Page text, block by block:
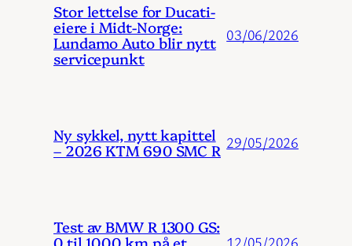
Stor lettelse for Ducati-
eiere i Midt-Norge:
Lundamo Auto blir nytt
servicepunkt
03/06/2026
Ny sykkel, nytt kapittel
– 2026 KTM 690 SMC R 29/05/2026
Test av BMW R 1300 GS:
12/05/2026